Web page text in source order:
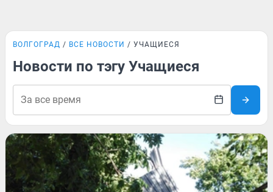
ВОЛГОГРАД ВСЕ НОВОСТИ УЧАЩИЕСЯ
Новости по тэгу Учащиеся